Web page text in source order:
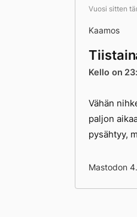
Vuosi sitten
Kaamos
Kello on
Vähän
paljon
pysähtyy,
Mastodon